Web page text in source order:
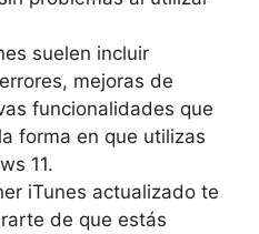
⁤suelen incluir​
mejoras de
funcionalidades que
forma en que utilizas
11.
iTunes actualizado te
de que estás